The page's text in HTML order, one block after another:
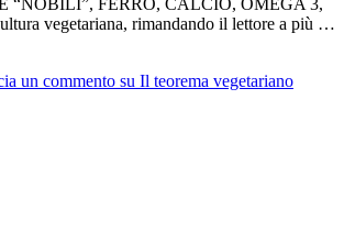
“NOBILI”, FERRO, CALCIO, OMEGA 3,
vegetariana, rimandando il lettore a più …
un commento su Il teorema vegetariano